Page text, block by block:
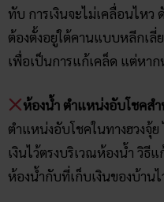
ทับ การเงินจะไม่เคลื่อนไหว
ต้องตั้งอยู่ใต้คานแบบหลีกเลี่
เพื่อเป็นการแก้เคล็ด แต่หา
ห้องน้ำ ตำแหน่งอับโชคสำ
ตำแหน่งอับโชคในทางฮวงจุ้
เงินไว้ตรงบริเวณห้องน้ำ วิธี
ห้องน้ำกับที่เก็บเงินของบ้านไ